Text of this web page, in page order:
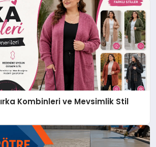
Kombinleri ve Mevsimlik Stil